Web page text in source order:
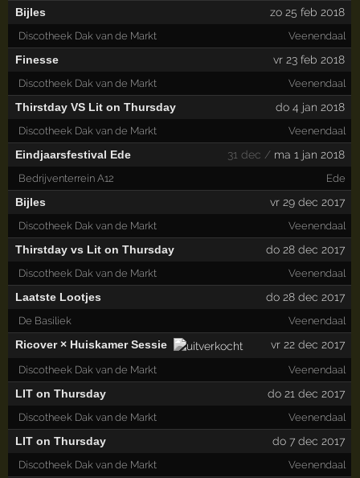
Bijles zo 25 feb 2018
Discotheek Dak van de Markt Veenendaal
Finesse vr 23 feb 2018
Discotheek Dak van de Markt Veenendaal
Thirstday VS Lit on Thursday do 4 jan 2018
Discotheek Dak van de Markt Veenendaal
Eindjaarsfestival Ede 31 dec /ma 1 jan 2018
Bedrijventerrein A12 Ede
Bijles vr 29 dec 2017
Discotheek Dak van de Markt Veenendaal
Thirstday vs Lit on Thursday do 28 dec 2017
Discotheek Dak van de Markt Veenendaal
Laatste Lootjes do 28 dec 2017
De Basiliek Veenendaal
Ricover × Huiskamer Sessie vr 22 dec 2017
Discotheek Dak van de Markt Veenendaal
LIT on Thursday do 21 dec 2017
Discotheek Dak van de Markt Veenendaal
LIT on Thursday do 7 dec 2017
Discotheek Dak van de Markt Veenendaal